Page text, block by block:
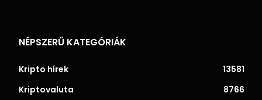
NÉPSZERŰ KATEGÓRIÁK
Kripto hírek
13581
Kriptovaluta
8766